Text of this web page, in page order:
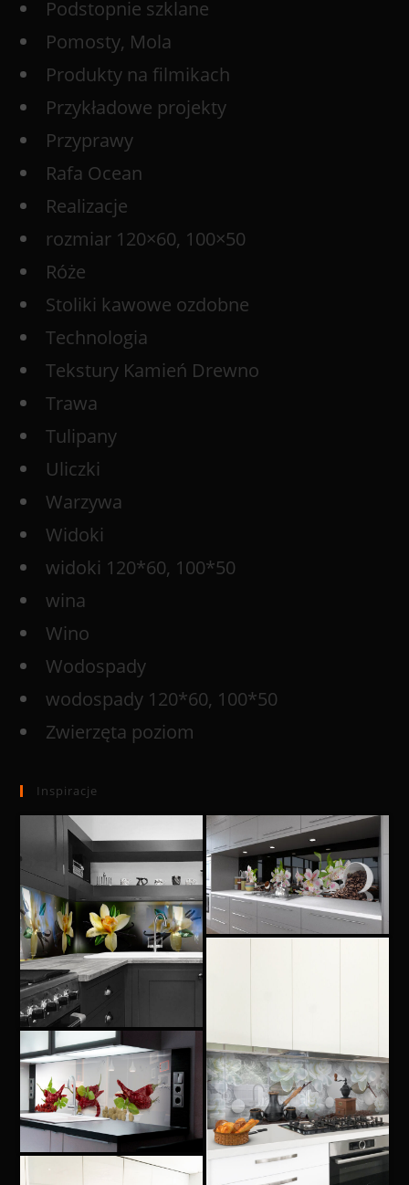
Podstopnie szklane
Pomosty, Mola
Produkty na filmikach
Przykładowe projekty
Przyprawy
Rafa Ocean
Realizacje
rozmiar 120×60, 100×50
Róże
Stoliki kawowe ozdobne
Technologia
Tekstury Kamień Drewno
Trawa
Tulipany
Uliczki
Warzywa
Widoki
widoki 120*60, 100*50
wina
Wino
Wodospady
wodospady 120*60, 100*50
Zwierzęta poziom
Inspiracje